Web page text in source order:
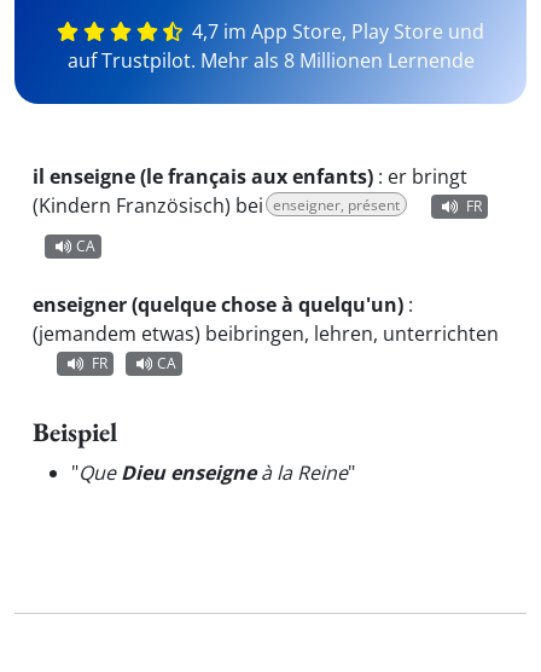
4,7 im App Store, Play Store und
auf Trustpilot. Mehr als 8 Millionen Lernende
il enseigne (le français aux enfants) : er bringt
(Kindern Französisch) bei enseigner, présent
FR
CA
enseigner (quelque chose à quelqu'un) :
(jemandem etwas) beibringen, lehren, unterrichten
FR CA
Beispiel
"QueDieu enseigneà la Reine"